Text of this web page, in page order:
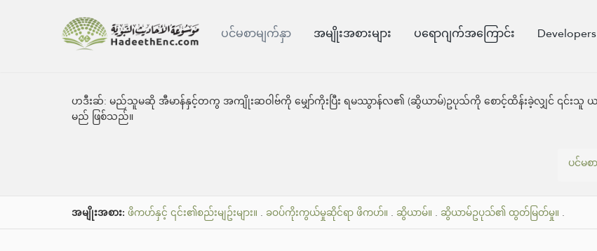
ပင်မစာမျက်နှာ အမျိုးအစားများ ပရောဂျက်အကြောင်း
ဟဒီးဆ်:မည်သူမဆို အီမာန်နှင့်တကွ အကျိုးဆဝါဗ်ကို မျှော်ကိုးပြီး ရမဿွာန်လ၏ (ဆွိယာမ်)ဥပုသ်ကို စောင့်ထိန်းခဲ့လျှင် ၎င်းသူ
မည် ဖြစ်သည်။
ပင်မစ
အမျိုးအစား: ဖိကဟ်နှင့် ၎င်း၏စည်းမျဥ်းများ။ . ခဝပ်ကိုးကွယ်မှုဆိုင်ရာ ဖိကဟ်။ . ဆွိယာမ်။ . ဆွိယာမ်ဥပုသ်၏ ထွတ်မြတ်မှု။ .